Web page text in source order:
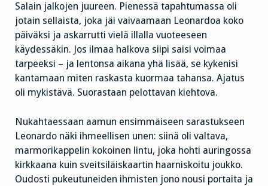
Salain jalkojen juureen. Pienessä tapahtumassa oli
jotain sellaista, joka jäi vaivaamaan Leonardoa koko
päiväksi ja askarrutti vielä illalla vuoteeseen
käydessäkin. Jos ilmaa halkova siipi saisi voimaa
tarpeeksi – ja lentonsa aikana yhä lisää, se kykenisi
kantamaan miten raskasta kuormaa tahansa. Ajatus
oli mykistävä. Suorastaan pelottavan kiehtova.
Nukahtaessaan aamun ensimmäiseen sarastukseen
Leonardo näki ihmeellisen unen: siinä oli valtava,
marmorikappelin kokoinen lintu, joka hohti auringossa
kirkkaana kuin sveitsiläiskaartin haarniskoitu joukko.
Oudosti pukeutuneiden ihmisten jono nousi portaita ja